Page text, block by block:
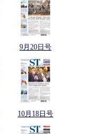
9月20日号
10月18日号